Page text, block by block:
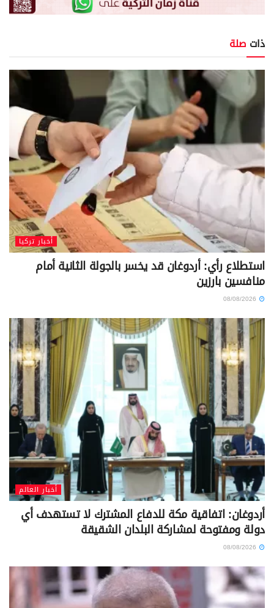
ذات صلة
أخبار تركيا
استطلاع رأي: أردوغان قد يخسر بالجولة الثانية أمام
منافسين بارزين
أخبار العالم
أردوغان: اتفاقية مكة للدفاع المشترك لا تستهدف أي
دولة ومفتوحة لمشاركة البلدان الشقيقة